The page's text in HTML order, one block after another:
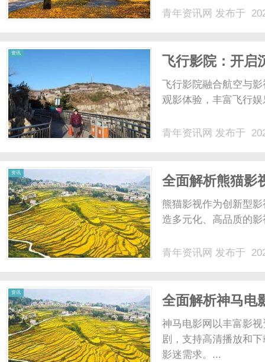
青年资讯网 发布于
资讯
飞行影院：开启
飞行影院融合航空与
观影体验，丰富飞行
青年资讯网 发布于
资讯
全面解析熊猫影
熊猫影视作为创新型
造多元化、高品质的
青年资讯网 发布于
资讯
全面解析神马电
平台
神马电影网以丰富影
剧，支持高清播放和
影迷需求。...